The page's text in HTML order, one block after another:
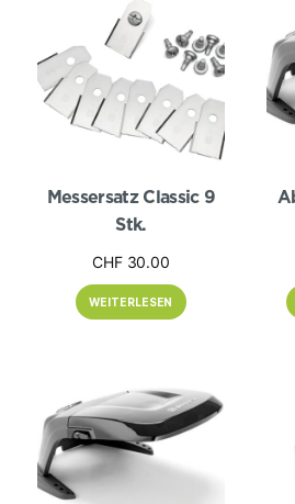
Messersatz Classic 9
Stk.
CHF30.00
WEITERLESEN